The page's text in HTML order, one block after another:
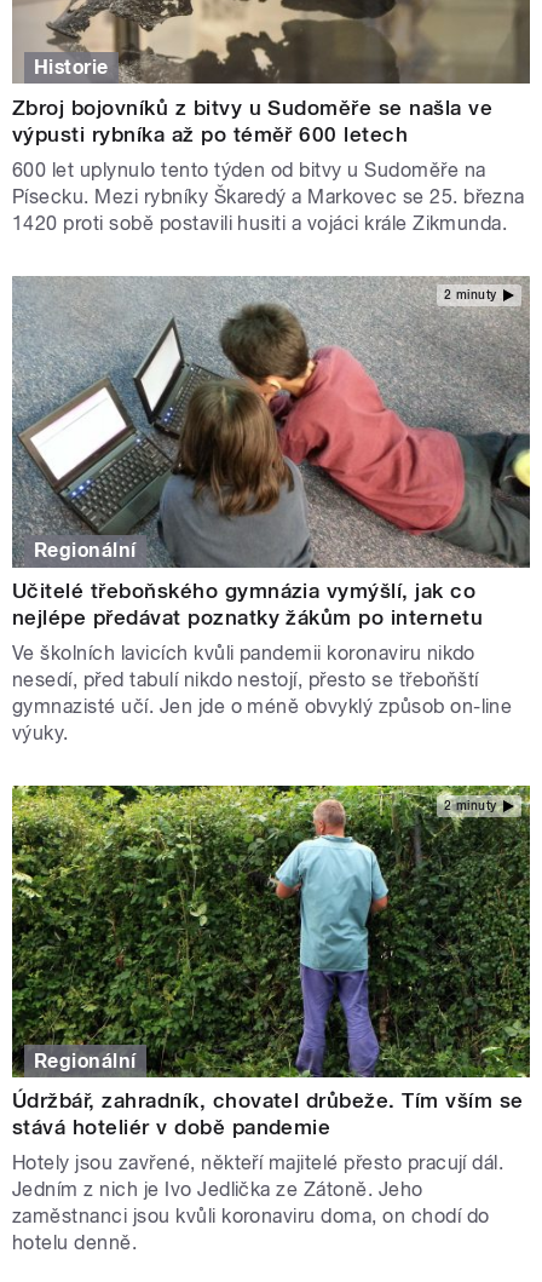
Historie
Zbroj bojovníků z bitvy u Sudoměře se našla ve
výpusti rybníka až po téměř 600 letech
600 let uplynulo tento týden od bitvy u Sudoměře na
Písecku. Mezi rybníky Škaredý a Markovec se 25. března
1420 proti sobě postavili husiti a vojáci krále Zikmunda.
2 minuty
Regionální
Učitelé třeboňského gymnázia vymýšlí, jak co
nejlépe předávat poznatky žákům po internetu
Ve školních lavicích kvůli pandemii koronaviru nikdo
nesedí, před tabulí nikdo nestojí, přesto se třeboňští
gymnazisté učí. Jen jde o méně obvyklý způsob on-line
výuky.
2 minuty
Regionální
Údržbář, zahradník, chovatel drůbeže. Tím vším se
stává hoteliér v době pandemie
Hotely jsou zavřené, někteří majitelé přesto pracují dál.
Jedním z nich je Ivo Jedlička ze Zátoně. Jeho
zaměstnanci jsou kvůli koronaviru doma, on chodí do
hotelu denně.